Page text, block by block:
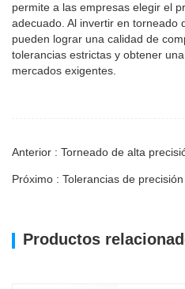
permite a las empresas elegir el
adecuado. Al invertir en torneado
pueden lograr una calidad de
tolerancias estrictas y obtener
mercados exigentes.
Productos